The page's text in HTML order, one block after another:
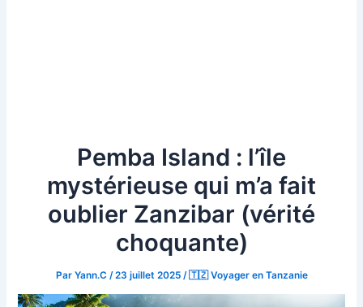
Pemba Island : l’île
mystérieuse qui m’a fait
oublier Zanzibar (vérité
choquante)
Par Yann.C /23 juillet 2025 /🇹🇿 Voyager en Tanzanie